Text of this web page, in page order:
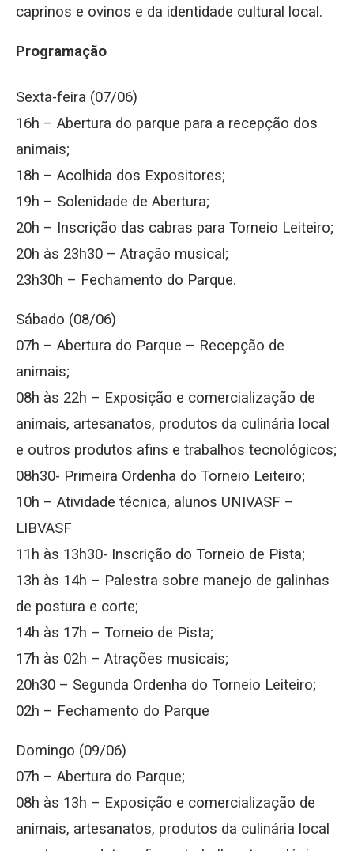
caprinos e ovinos e da identidade cultural local.
Programação
Sexta-feira (07/06)
16h – Abertura do parque para a recepção dos
animais;
18h – Acolhida dos Expositores;
19h – Solenidade de Abertura;
20h – Inscrição das cabras para Torneio Leiteiro;
20h às 23h30 – Atração musical;
23h30h – Fechamento do Parque.
Sábado (08/06)
07h – Abertura do Parque – Recepção de
animais;
08h às 22h – Exposição e comercialização de
animais, artesanatos, produtos da culinária local
e outros produtos afins e trabalhos tecnológicos;
08h30- Primeira Ordenha do Torneio Leiteiro;
10h – Atividade técnica, alunos UNIVASF –
LIBVASF
11h às 13h30- Inscrição do Torneio de Pista;
13h às 14h – Palestra sobre manejo de galinhas
de postura e corte;
14h às 17h – Torneio de Pista;
17h às 02h – Atrações musicais;
20h30 – Segunda Ordenha do Torneio Leiteiro;
02h – Fechamento do Parque
Domingo (09/06)
07h – Abertura do Parque;
08h às 13h – Exposição e comercialização de
animais, artesanatos, produtos da culinária local